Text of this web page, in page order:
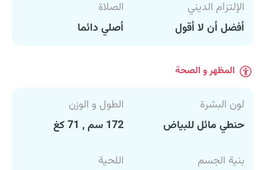
الإلتزام الديني
أفضل أن لا أقول
الصلاة
أصلي دائما
المظهر و الصحة
لون البشرة
حنطي مائل للبياض
الطول و الوزن
172 سم , 71 كغ
بنية الجسم
اللحية